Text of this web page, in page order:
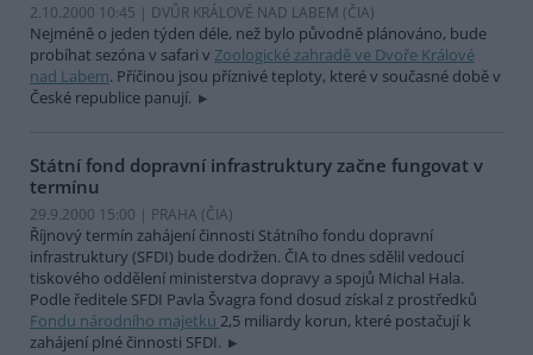
2.10.2000 10:45 | DVŮR KRÁLOVÉ NAD LABEM (ČIA)
Nejméně o jeden týden déle, než bylo původně plánováno, bude
probíhat sezóna v safari v Zoologické zahradě ve Dvoře Králové
nad Labem. Příčinou jsou příznivé teploty, které v současné době v
České republice panují.
Státní fond dopravní infrastruktury začne fungovat v
termínu
29.9.2000 15:00 | PRAHA (ČIA)
Říjnový termín zahájení činnosti Státního fondu dopravní
infrastruktury (SFDI) bude dodržen. ČIA to dnes sdělil vedoucí
tiskového oddělení ministerstva dopravy a spojů Michal Hala.
Podle ředitele SFDI Pavla Švagra fond dosud získal z prostředků
Fondu národního majetku 2,5 miliardy korun, které postačují k
zahájení plné činnosti SFDI.